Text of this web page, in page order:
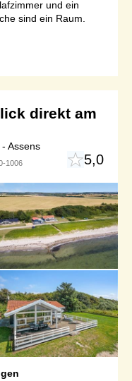
und ein
sind ein Raum.
direkt am
Assens
1006 5,0